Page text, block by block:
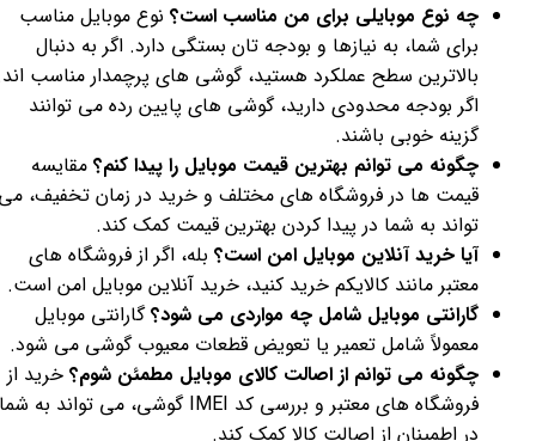
چه نوع موبایلی برای من مناسب است؟ نوع موبایل مناسب
برای شما، به نیازها و بودجه تان بستگی دارد. اگر به دنبال
بالاترین سطح عملکرد هستید، گوشی های پرچمدار مناسب
اگر بودجه محدودی دارید، گوشی های پایین رده می توانند
گزینه خوبی باشند.
چگونه می توانم بهترین قیمت موبایل را پیدا کنم؟ مقایسه
قیمت ها در فروشگاه های مختلف و خرید در زمان تخفیف،
تواند به شما در پیدا کردن بهترین قیمت کمک کند.
آیا خرید آنلاین موبایل امن است؟ بله، اگر از فروشگاه های
معتبر مانند کالایکم خرید کنید، خرید آنلاین موبایل امن است.
گارانتی موبایل شامل چه مواردی می شود؟گارانتی موبایل
معمولاً شامل تعمیر یا تعویض قطعات معیوب گوشی می شود.
چگونه می توانم از اصالت کالای موبایل مطمئن شوم؟ خرید از
فروشگاه های معتبر و بررسی کد IMEI گوشی، می تواند به شما
در اطمینان از اصالت کالا کمک کند.